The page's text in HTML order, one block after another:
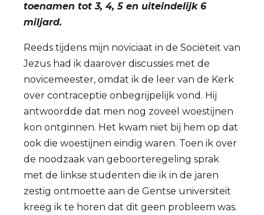
toenamen tot 3, 4, 5 en uiteindelijk 6
miljard.
Reeds tijdens mijn noviciaat in de Sociëteit van
Jezus had ik daarover discussies met de
novicemeester, omdat ik de leer van de Kerk
over contraceptie onbegrijpelijk vond. Hij
antwoordde dat men nog zoveel woestijnen
kon ontginnen. Het kwam niet bij hem op dat
ook die woestijnen eindig waren. Toen ik over
de noodzaak van geboorteregeling sprak
met de linkse studenten die ik in de jaren
zestig ontmoette aan de Gentse universiteit
kreeg ik te horen dat dit geen probleem was.